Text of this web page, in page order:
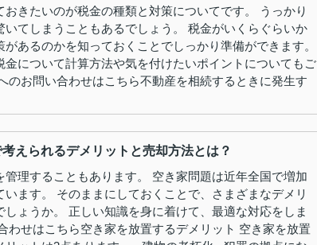
きたいのが税金の種類と対策についてです。 うっかり
いてしまうこともあるでしょう。 税金がいくらぐらいか
あるのかを知っておくことでしっかり準備ができます。
金について計算方法や気を付けたいポイントについてもご
のお問い合わせはこちら不動産を相続するときに発生す
えられるデメリットと売却方法とは？
理することもあります。 空き家問題は近年全国で増加
います。 そのままにしておくことで、さまざまなデメリ
しょうか。 正しい知識を身に着けて、最適な対応をしま
わせはこちら空き家を放置するデメリット 空き家を放置